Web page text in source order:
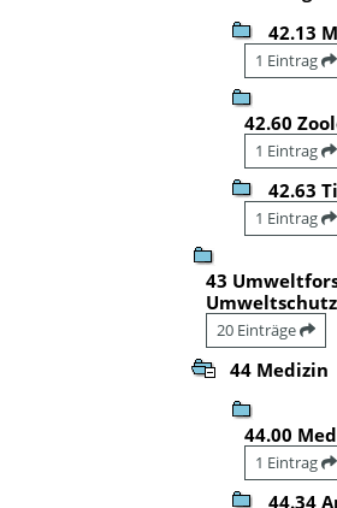
42.13
1 Eintrag
42.60
1 Eintrag
42.63
1 Eintrag
43
Umweltschutz
20 Einträge
44 Medizin
44.00
1 Eintrag
44.34